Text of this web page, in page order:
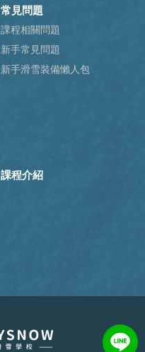
常見問題
課程相關問題
新手常見問題
新手滑雪裝備懶人包
課程介紹